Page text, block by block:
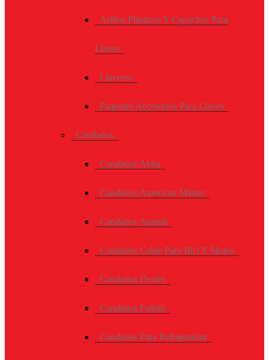
Arillos Plásticos Y Capuchas Para
Llaves
Llaveros
Paquetes Accesorios Para Llaves
Candados
Candados Abba
Candados American Máster
Candados Austral
Candados Cable Para Bici Y Motos
Candados Dexter
Candados Faitelli
Candados Para Refrigerador